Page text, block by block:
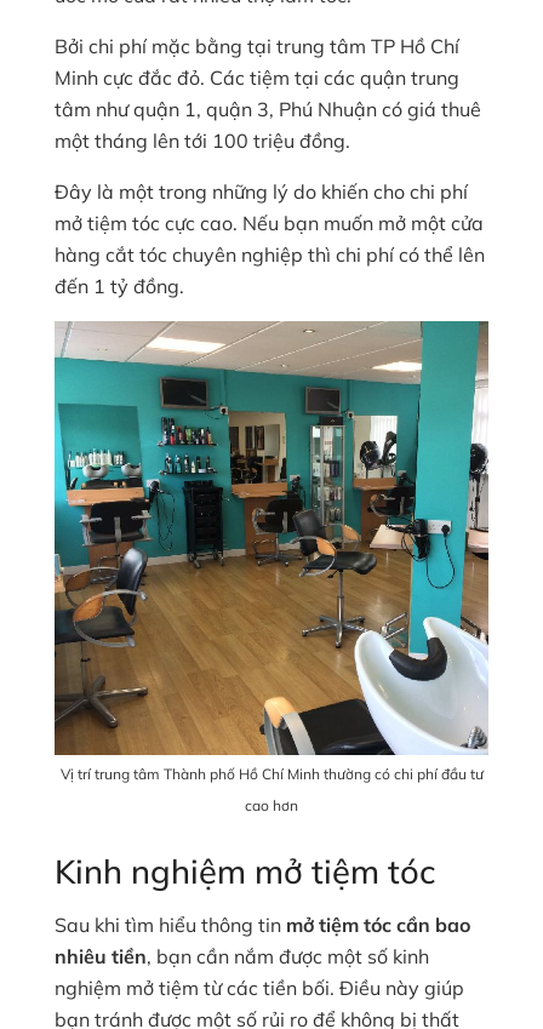
Bởi chi phí mặc bằng tại trung tâm TP Hồ Chí
Minh cực đắc đỏ. Các tiệm tại các quận trung
tâm như quận 1, quận 3, Phú Nhuận có giá thuê
một tháng lên tới 100 triệu đồng.
Đây là một trong những lý do khiến cho chi phí
mở tiệm tóc cực cao. Nếu bạn muốn mở một cửa
hàng cắt tóc chuyên nghiệp thì chi phí có thể lên
đến 1 tỷ đồng.
Vị trí trung tâm Thành phố Hồ Chí Minh thường có chi phí đầu tư
cao hơn
Kinh nghiệm mở tiệm tóc
Sau khi tìm hiểu thông tin mở tiệm tóc cần bao
nhiêu tiền, bạn cần nắm được một số kinh
nghiệm mở tiệm từ các tiền bối. Điều này giúp
bạn tránh được một số rủi ro để không bị thất